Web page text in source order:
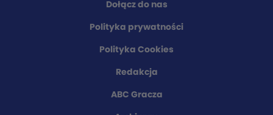
Dołącz do nas
Polityka prywatności
Polityka Cookies
Redakcja
ABC Gracza